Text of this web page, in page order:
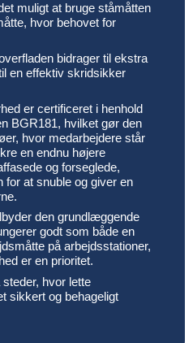
muligt at bruge ståmåtten
hvor behovet for
bidrager til ekstra
en effektiv skridsikker
er certificeret i henhold
BGR181, hvilket gør den
hvor medarbejdere står
en endnu højere
og forseglede,
for at snuble og giver en
den grundlæggende
godt som både en
på arbejdsstationer,
er en prioritet.
hvor lette
sikkert og behageligt